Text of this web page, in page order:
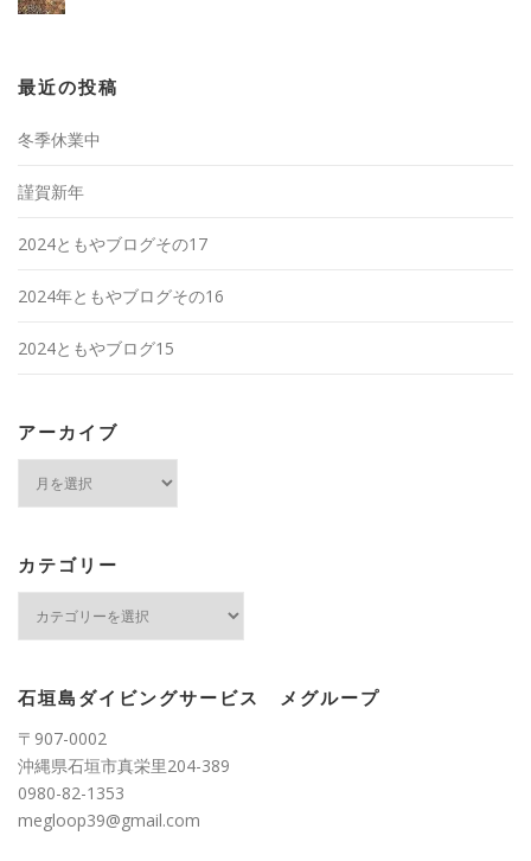
最近の投稿
冬季休業中
謹賀新年
2024ともやブログその17
2024年ともやブログその16
2024ともやブログ15
アーカイブ
ブ
カテゴリー
ー
石垣島ダイビングサービス メグループ
〒907-0002
沖縄県石垣市真栄里204-389
0980-82-1353
megloop39@gmail.com